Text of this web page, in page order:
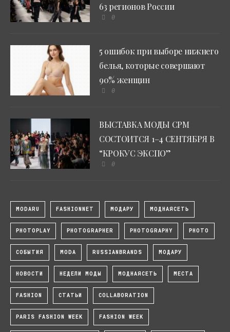
63 регионов России
0
5 ошибок при выборе нижнего
белья, которые совершают
90% женщин
0
ВЫСТАВКА МОДЫ CPM
СОСТОИТСЯ 1–4 СЕНТЯБРЯ В
“КРОКУС ЭКСПО”
0
MODARU FASHIONNET МОДАРУ МОДНАЯСЕТЬ
PHOTOPLAY PHOTOGRAPHER PHOTOGRAPHY PHOTO
СОБЫТИЯ MODA RUSSIANBRANDS МОДАРУ
НОВОСТИ НЕДЕЛИ МОДЫ МОДНАЯСЕТЬ МЕСТА
FASHION СТАТЬИ COLLABORATION
PARIS FASHION WEEK FASHION WEEK